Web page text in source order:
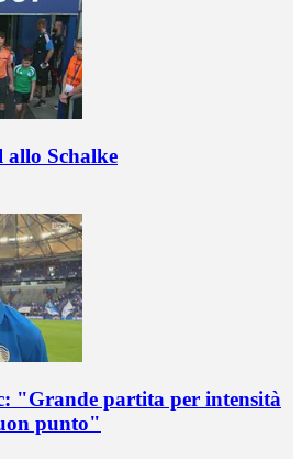
Schalke
"Grande partita per intensità
punto"